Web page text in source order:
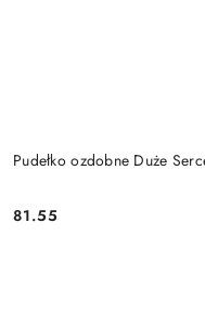
Pudełko ozdobne Duże
Cena:
81.55